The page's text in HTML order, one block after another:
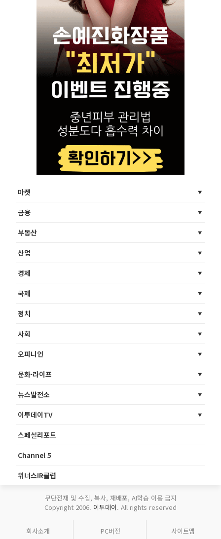
마켓
금융
부동산
산업
경제
국제
정치
사회
오피니언
문화·라이프
뉴스발전소
이투데이TV
스페셜리포트
Channel 5
위너스IR클럽
무단전재 및 수집, 복사, 재배포, AI학습 이용 금지
Copyright 2006. 이투데이. All rights reserved
회사소개 PC버전 사이트맵